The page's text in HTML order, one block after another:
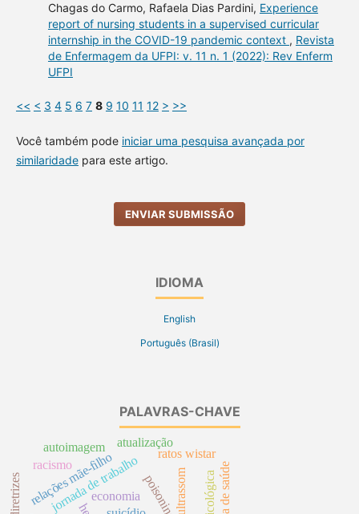
Chagas do Carmo, Rafaela Dias Pardini, Experience
report of nursing students in a supervised curricular
internship in the COVID-19 pandemic context , Revista
de Enfermagem da UFPI: v. 11 n. 1 (2022): Rev Enferm
UFPI
<< < 3 4 5 6 7 8 9 10 11 12 > >>
Você também pode iniciar uma pesquisa avançada por
similaridadepara este artigo.
ENVIAR SUBMISSÃO
IDIOMA
English
Português (Brasil)
PALAVRAS-CHAVE
poisoningultrassom
jornada de trabalho
relações mãe-filho
autoimagem
economia
ratos wistar
racismo
atualização